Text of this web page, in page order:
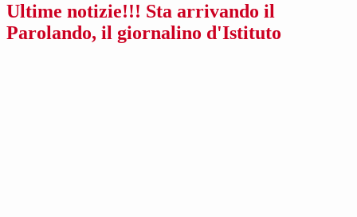
Ultime notizie!!! Sta arrivando il
Parolando, il giornalino d'Istituto